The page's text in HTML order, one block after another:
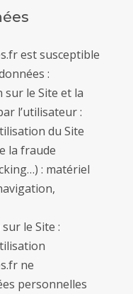
est susceptible
:
le Site et la
l’utilisateur :
du Site
la fraude
: matériel
le Site :
ne
personnelles